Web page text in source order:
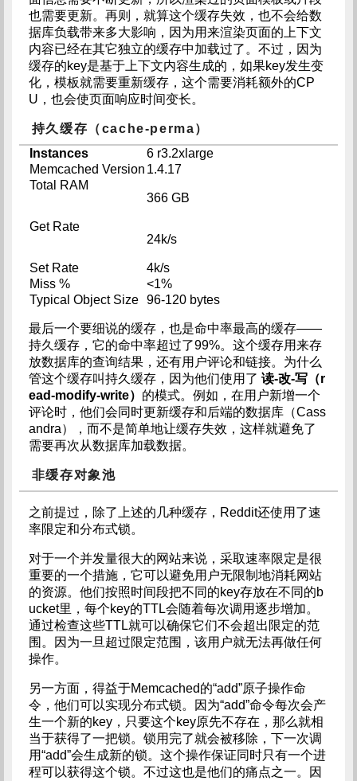
也需要更新。再则，就算这个缓存失效，也不会给数
据库负载带来多大影响，因为用来渲染页面的上下文
内容已经在其它独立的缓存中加载过了。不过，因为
缓存的key是基于上下文内容生成的，如果key发生变
化，模板就需要重新缓存，这个需要消耗额外的CP
U，也会使页面响应时间变长。
持久缓存（cache-perma）
Instances
6 r3.2xlarge
Memcached Version 1.4.17
Total RAM
366 GB
Get Rate
24k/s
Set Rate
4k/s
Miss %
<1%
Typical Object Size 96-120 bytes
最后一个要细说的缓存，也是命中率最高的缓存——
持久缓存，它的命中率超过了99%。这个缓存用来存
放数据库的查询结果，还有用户评论和链接。为什么
管这个缓存叫持久缓存，因为他们使用了 读-改-写（r
ead-modify-write） 的模式。例如，在用户新增一个
评论时，他们会同时更新缓存和后端的数据库（Cass
andra），而不是简单地让缓存失效，这样就避免了
需要再次从数据库加载数据。
非缓存对象池
之前提过，除了上述的几种缓存，Reddit还使用了速
率限定和分布式锁。
对于一个并发量很大的网站来说，采取速率限定是很
重要的一个措施，它可以避免用户无限制地消耗网站
的资源。他们按照时间段把不同的key存放在不同的b
ucket里，每个key的TTL会随着每次调用逐步增加。
通过检查这些TTL就可以确保它们不会超出限定的范
围。因为一旦超过限定范围，该用户就无法再做任何
操作。
另一方面，得益于Memcached的“add”原子操作命
令，他们可以实现分布式锁。因为“add”命令每次会产
生一个新的key，只要这个key原先不存在，那么就相
当于获得了一把锁。锁用完了就会被移除，下一次调
用“add”会生成新的锁。这个操作保证同时只有一个进
程可以获得这个锁。不过这也是他们的痛点之一。因